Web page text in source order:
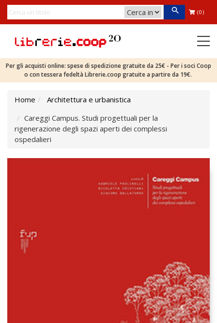
(0)
Per gli acquisti online: spese di spedizione gratuite da 25€ - Per i soci Coop
o con tessera fedeltà Librerie.coop gratuite a partire da 19€.
Home
Architettura e urbanistica
Careggi Campus. Studi progettuali per la
rigenerazione degli spazi aperti dei complessi
ospedalieri